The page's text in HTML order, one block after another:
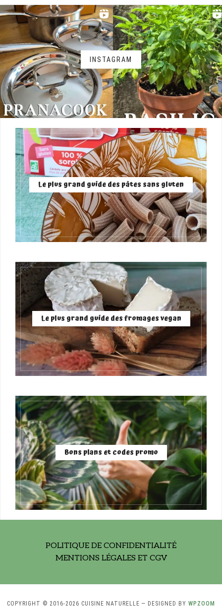
INSTAGRAM
Le plus grand guide des pâtes sans gluten
Le plus grand guide des fromages vegan
Bons plans et codes promo
POLITIQUE DE CONFIDENTIALITÉ
MENTIONS LÉGALES ET CGV
COPYRIGHT © 2016-2026 CUISINE NATURELLE — DESIGNED BY WPZOOM